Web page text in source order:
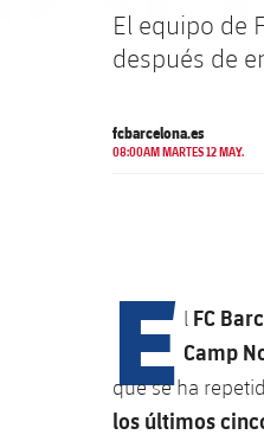
El equipo de
después de
fcbarcelona.es
08:00AM MARTES 12 MAY.
E l FC
Camp
que se ha
los últimos